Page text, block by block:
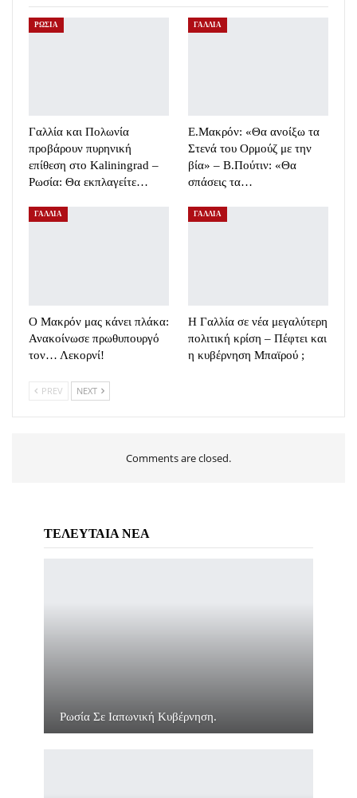
ΡΩΣΙΑ
Γαλλία και Πολωνία
προβάρουν πυρηνική
επίθεση στο Kaliningrad –
Ρωσία: Θα εκπλαγείτε…
ΓΑΛΛΙΑ
E.Mακρόν: «Θα ανοίξω τα
Στενά του Ορμούζ με την
βία» – Β.Πούτιν: «Θα
σπάσεις τα…
ΓΑΛΛΙΑ
Ο Μακρόν μας κάνει πλάκα:
Ανακοίνωσε πρωθυπουργό
τον… Λεκορνί!
ΓΑΛΛΙΑ
Η Γαλλία σε νέα μεγαλύτερη
πολιτική κρίση – Πέφτει και
η κυβέρνηση Μπαϊρού ;
PREV NEXT
Comments are closed.
ΤΕΛΕΥΤΑΙΑ ΝΕΑ
Ρωσία Σε Ιαπωνική Κυβέρνηση.